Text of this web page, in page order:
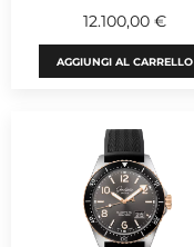
12.100,00 €
AGGIUNGI AL CARRELLO